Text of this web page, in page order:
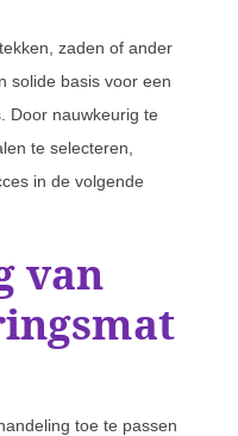
zaden of ander
solide basis voor een
Door nauwkeurig te
te selecteren,
in de volgende
van
toe te passen